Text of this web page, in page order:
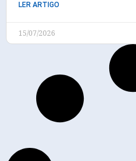
LER ARTIGO
15/07/2026